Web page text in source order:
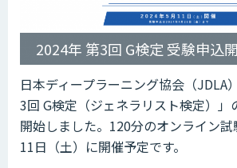
2024年 第3回 G検定 受験申込
日本ディープラーニング協会（JDLA
3回 G検定（ジェネラリスト検定）」
開始しました。120分のオンライン
11日（土）に開催予定です。